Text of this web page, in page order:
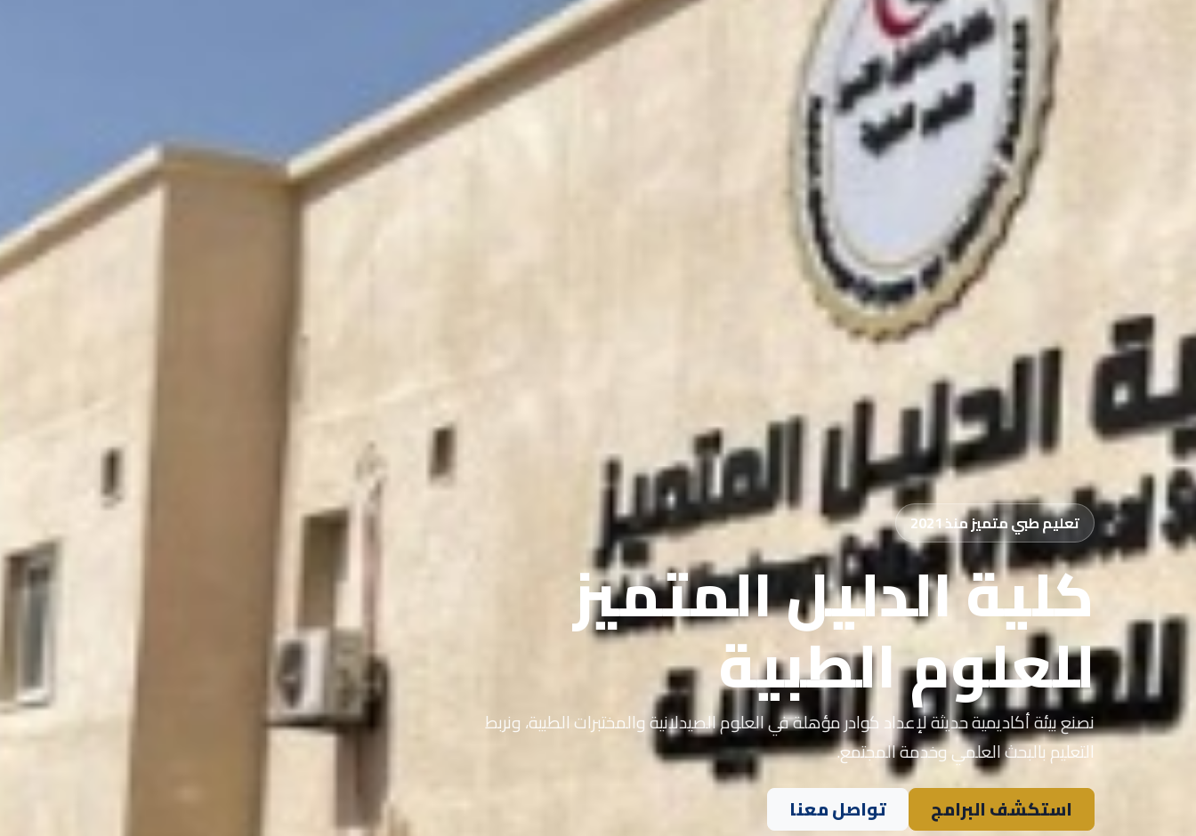
تعليم طبي متميز منذ 2021
كلية الدليل المتميز
للعلوم الطبية
نصنع بيئة أكاديمية حديثة لإعداد كوادر مؤهلة في العلوم الصيدلانية والمختبرات الطبية، ونربط
التعليم بالبحث العلمي وخدمة المجتمع.
استكشف البرامج تواصل معنا